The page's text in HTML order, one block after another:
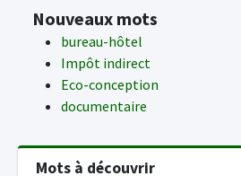
Nouveaux mots
bureau-hôtel
Impôt indirect
Eco-conception
documentaire
Mots à découvrir